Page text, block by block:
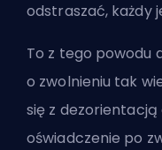
odstraszać, każdy
To z tego powodu
o zwolnieniu tak
się z dezorientacją
oświadczenie po